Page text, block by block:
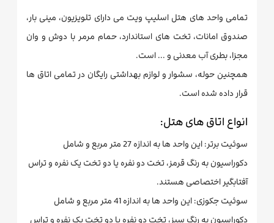
تمامی واحد های هتل اسلیپ ویت می دارای تلویزیون، مینی بار،
صندوق امانات، تخت های استاندارد، حمام مرمر با دوش و وان
مجزا، بطری آب معدنی و ... است.
همچنین حوله، سشوار و لوازم بهداشتی رایگان در تمامی اتاق ها
قرار داده شده است.
انواع اتاق های هتل:
سوئیت برتر: این واحد ها به اندازه 27 متر مربع و شامل
دکوراسیون به رنگ قرمز، تخت دو نفره یا دو تخت یک نفره و تراس
آفتابگیر اختصاصی هستند.
سوئیت جکوزی: این واحد ها به اندازه 41 متر مربع و شامل
دکوراسیون به رنگ سبز، تخت دو نفره یا دو تخت یک نفره و تراس